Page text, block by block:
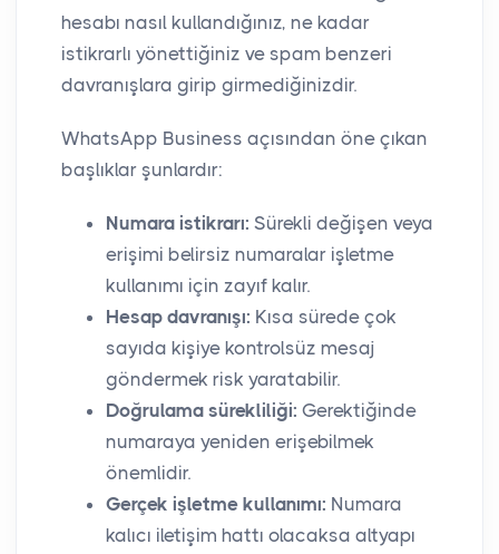
hesabı nasıl kullandığınız, ne kadar
istikrarlı yönettiğiniz ve spam benzeri
davranışlara girip girmediğinizdir.
WhatsApp Business açısından öne çıkan
başlıklar şunlardır:
Numara istikrarı: Sürekli değişen veya
erişimi belirsiz numaralar işletme
kullanımı için zayıf kalır.
Hesap davranışı: Kısa sürede çok
sayıda kişiye kontrolsüz mesaj
göndermek risk yaratabilir.
Doğrulama sürekliliği: Gerektiğinde
numaraya yeniden erişebilmek
önemlidir.
Gerçek işletme kullanımı: Numara
kalıcı iletişim hattı olacaksa altyapı